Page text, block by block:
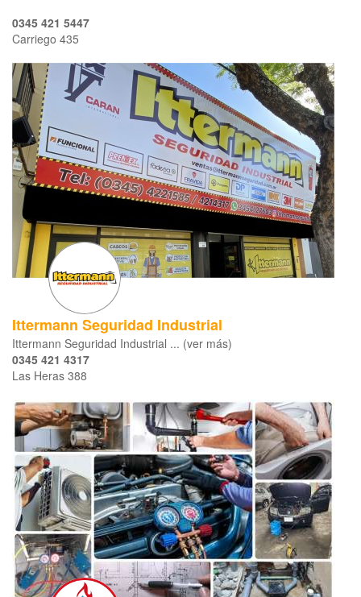
0345 421 5447
Carriego 435
Ittermann Seguridad Industrial
Ittermann Seguridad Industrial ... (ver más)
0345 421 4317
Las Heras 388